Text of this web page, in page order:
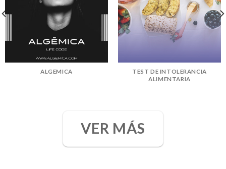
ALGEMICA
TEST DE INTOLERANCIA
ALIMENTARIA
VER MÁS